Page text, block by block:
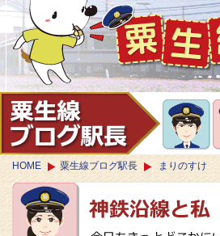
HOME 粟生線ブログ駅長 まりのすけ